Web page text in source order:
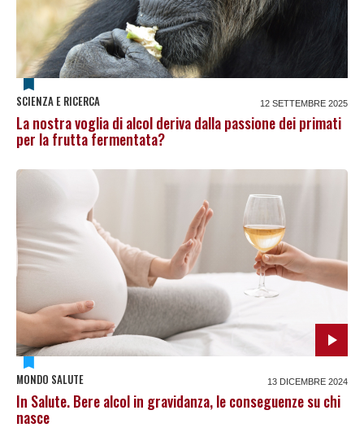
SCIENZA E RICERCA 12 SETTEMBRE 2025
La nostra voglia di alcol deriva dalla passione dei primati
per la frutta fermentata?
MONDO SALUTE 13 DICEMBRE 2024
In Salute. Bere alcol in gravidanza, le conseguenze su chi
nasce